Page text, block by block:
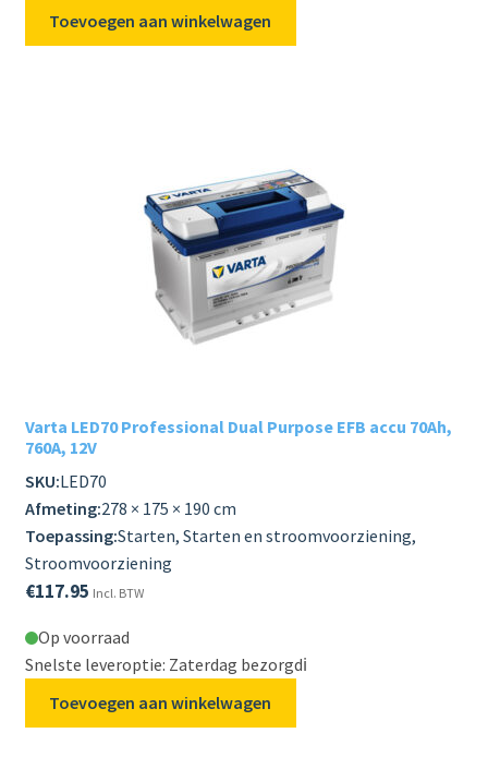
Toevoegen aan winkelwagen
Varta LED70 Professional Dual Purpose EFB accu 70Ah,
760A, 12V
SKU:LED70
Afmeting:278 × 175 × 190 cm
Toepassing:Starten, Starten en stroomvoorziening,
Stroomvoorziening
€117.95 Incl. BTW
Op voorraad
Snelste leveroptie: Zaterdag bezorgdℹ️
Toevoegen aan winkelwagen